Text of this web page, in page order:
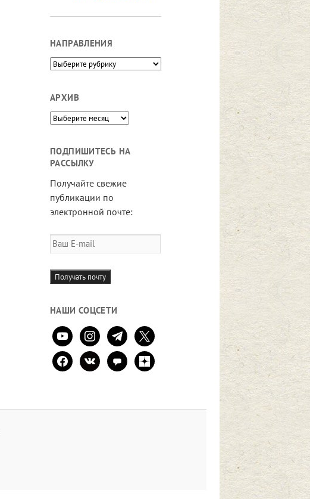
НАПРАВЛЕНИЯ
Направления
АРХИВ
Архив
ПОДПИШИТЕСЬ НА
РАССЫЛКУ
Получайте свежие
публикации по
электронной почте:
Ваш
E-
mail
Получать почту
НАШИ СОЦСЕТИ
youtubeinstagramtelegram
x
facebookvkontaktecomment
zen-
yandex